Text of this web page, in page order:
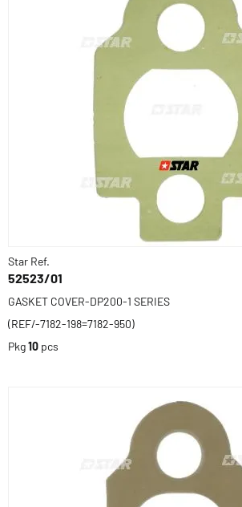
Star Ref.
52523/01
GASKET COVER-DP200-1 SERIES
(REF/-7182-198=7182-950)
Pkg10 pcs